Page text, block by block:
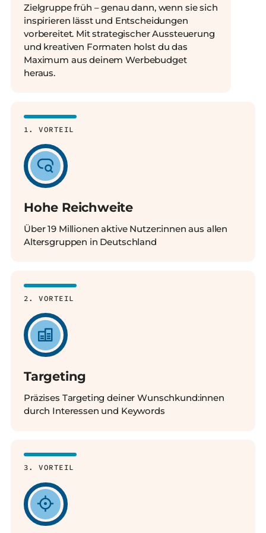
Zielgruppe früh – genau dann, wenn sie sich
inspirieren lässt und Entscheidungen
vorbereitet. Mit strategischer Aussteuerung
und kreativen Formaten holst du das
Maximum aus deinem Werbebudget
heraus.
1. VORTEIL
Hohe Reichweite
Über 19 Millionen aktive Nutzer:innen aus allen
Altersgruppen in Deutschland
2. VORTEIL
Targeting
Präzises Targeting deiner Wunschkund:innen
durch Interessen und Keywords
3. VORTEIL